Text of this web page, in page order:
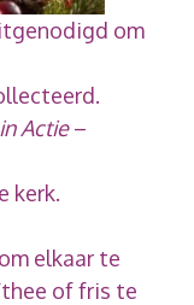
om
Actie–
kerk.
elkaar te
of fris te